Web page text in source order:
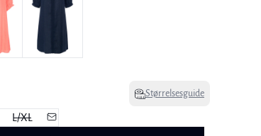
Størrelsesguide
L/XL